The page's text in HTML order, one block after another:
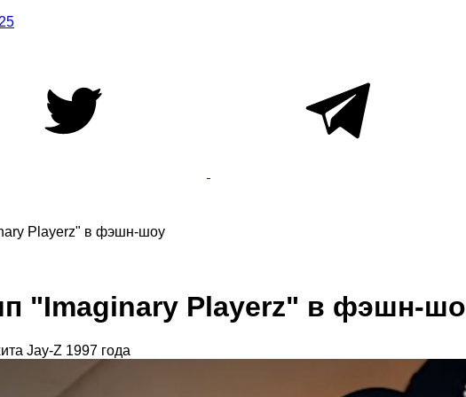
Playerz" в фэшн-шоу
"Imaginary Playerz" в фэшн-
Jay-Z 1997 года